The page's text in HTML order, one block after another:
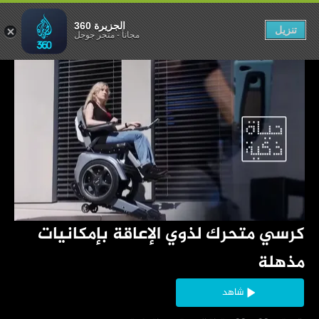
مذهلة
شاهد
مذهلة
الجزيرة 360
مجاناً-متجر جوجل تنزيل